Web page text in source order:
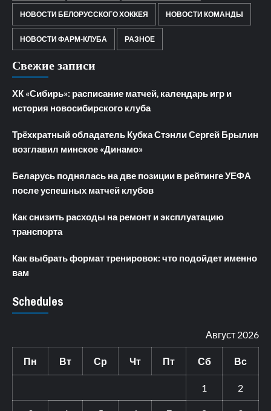
НОВОСТИ БЕЛОРУССКОГО ХОККЕЯ НОВОСТИ КОМАНДЫ
НОВОСТИ ФАРМ-КЛУБА РАЗНОЕ
Свежие записи
ХК «Сибирь»: расписание матчей, календарь игр и
история новосибирского клуба
Трёхкратный обладатель Кубка Стэнли Сергей Брылин
возглавил минское «Динамо»
Беларусь поднялась на две позиции в рейтинге УЕФА
после успешных матчей клубов
Как снизить расходы на ремонт и эксплуатацию
транспорта
Как выбрать формат тренировок: что подойдет именно
вам
Schedules
Август 2026
Пн Вт Ср Чт Пт Сб Вс
1 2